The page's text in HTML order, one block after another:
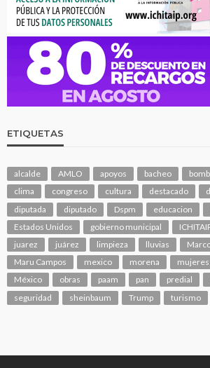
ETIQUETAS
alcalde AMLO apoyos bacheo
clima
congreso cultura destacado
diputada
diputado Dspm educacion
Estados Unidos
gobierno municipal
juarez
juárez limpieza lluvias
Maru Campos
mexico morena mujeres
México
obras paam pan predial
seguridad
sheinbaum Trump turismo